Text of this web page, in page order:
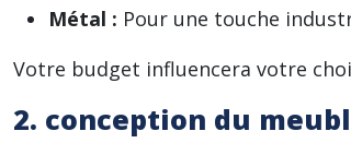
Métal : Pour une touche
Votre budget influencera votre
2. conception du